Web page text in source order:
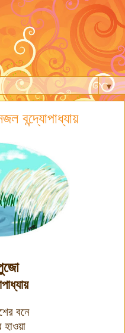
▼
বন্দ্যোপাধ্যায়
বনে